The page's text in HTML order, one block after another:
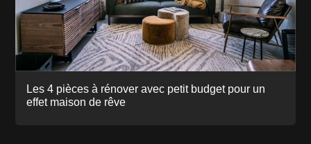
Les 4 pièces à rénover avec petit budget pour un
effet maison de rêve